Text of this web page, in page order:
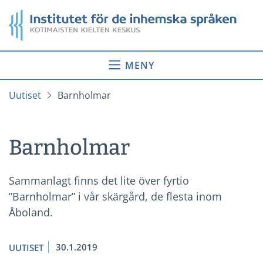
till
innehåll
Startsida
MENY
Uutiset Barnholmar
Barnholmar
Sammanlagt finns det lite över fyrtio
”Barnholmar” i vår skärgård, de flesta inom
Åboland.
UUTISET 30.1.2019